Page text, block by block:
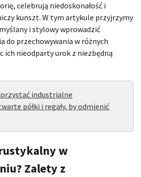
celebrują niedoskonałość i
kunszt. W tym artykule przyjrzymy
i stylowy wprowadzić
do przechowywania w różnych
ich nieodparty urok z niezbędną
industrialne
półki i regały, by odmienić
w
Zalety z